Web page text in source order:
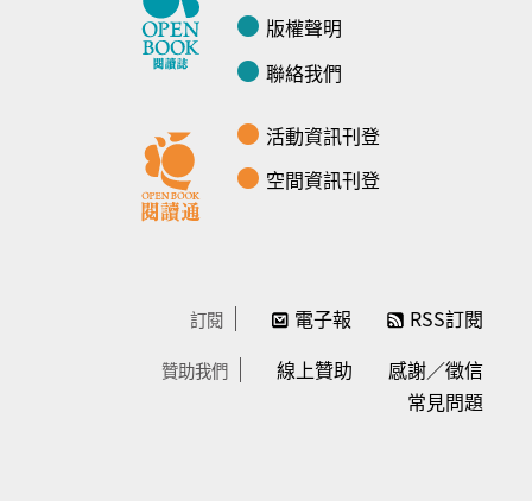
版權聲明
聯絡我們
活動資訊刊登
空間資訊刊登
訂閱 電子報 RSS訂閱
贊助我們 線上贊助
感謝／徵信
常見問題